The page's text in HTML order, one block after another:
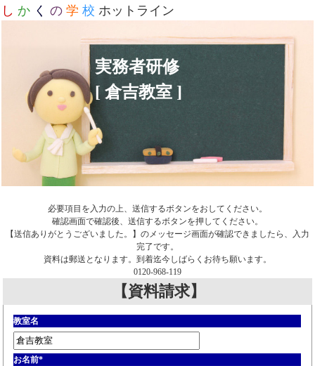
し か く の 学 校 ホットライン
実務者研修
[ 倉吉教室 ]
必要項目を入力の上、送信するボタンをおしてください。
確認画面で確認後、送信するボタンを押してください。
【送信ありがとうございました。】のメッセージ画面が確認できましたら、入力
完了です。
資料は郵送となります。到着迄今しばらくお待ち願います。
0120-968-119
【資料請求】
教室名
お名前*